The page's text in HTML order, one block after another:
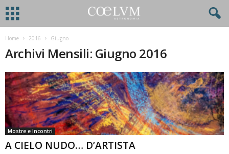
Home 2016 Giugno
Archivi Mensili: Giugno 2016
Mostre e Incontri
A CIELO NUDO… D’ARTISTA